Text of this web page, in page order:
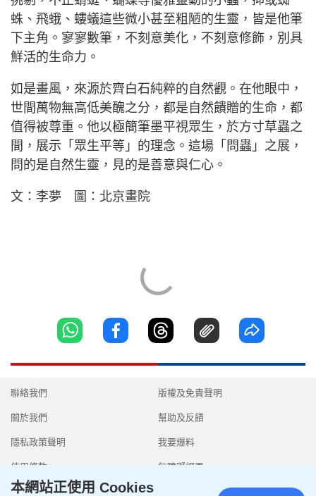
蛛、飛蛾、螻蟻這些微小甚至粗陋的生靈，皆是他筆
下主角。寥寥數筆，不刻意美化，不刻意修飾，別具
鮮活的生命力。
如是畫風，來源於齊白石純粹的自然觀。在他眼中，
世間萬物無高低美醜之分，都是自然饋贈的生命，都
值得被尊重。他以極簡筆墨平視眾生，於方寸草蟲之
間，展示「眾生平等」的理念。這場「問蟲」之展，
問的是自然生靈，見的是善意與仁心。
文：李夢 圖：北京畫院
聯絡我們
關於我們
隱私政策聲明
使用條款
版權及免責聲明
幫助及反饋
我要爆料
無障礙網頁
本網站正使用 Cookies